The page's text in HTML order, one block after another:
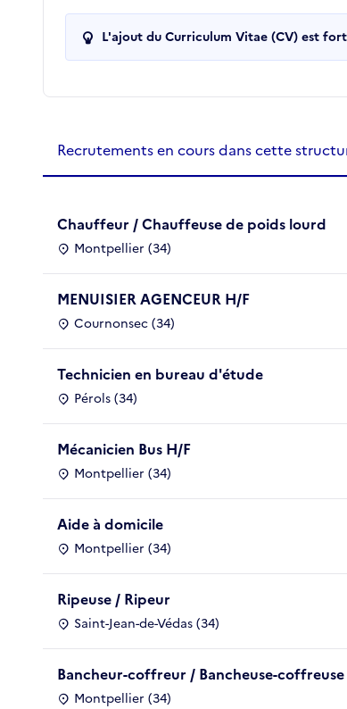
L'ajout du Curriculum Vitae (CV) est
Recrutements de la structure
Recrutements en cours dans cette
Chauffeur / Chauffeuse de poids lourd
Montpellier (34)
MENUISIER AGENCEUR H/F
Cournonsec (34)
Technicien en bureau d'étude
Pérols (34)
Mécanicien Bus H/F
Montpellier (34)
Aide à domicile
Montpellier (34)
Ripeuse / Ripeur
Saint-Jean-de-Védas (34)
Bancheur-coffreur / Bancheuse-coffreuse
Montpellier (34)